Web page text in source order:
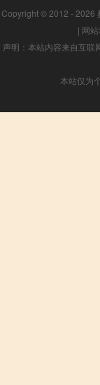
Copyright © 2012 - 2026
| 网
声明：本站内容来自互联
本站仅为